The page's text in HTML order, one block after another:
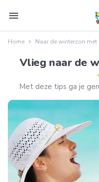
menu
Home Naar de winterzon met
Vlieg naar de
Met deze tips ga je